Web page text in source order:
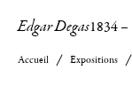
Edgar Degas1834–
Accueil Expositions